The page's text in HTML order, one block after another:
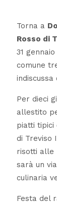
Torna a
Rosso di
31
comune
Per dieci
allestito
piatti tipici
di Treviso
risotti alle
sarà un
culinaria
Festa del